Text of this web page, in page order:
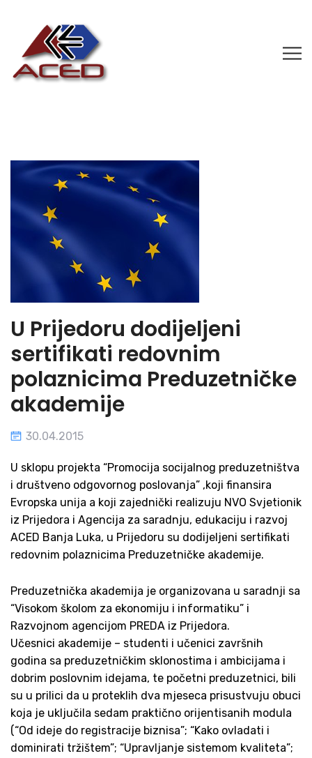
U Prijedoru dodijeljeni
sertifikati redovnim
polaznicima Preduzetničke
akademije
30.04.2015
U sklopu projekta “Promocija socijalnog preduzetništva
i društveno odgovornog poslovanja” ,koji finansira
Evropska unija a koji zajednički realizuju NVO Svjetionik
iz Prijedora i Agencija za saradnju, edukaciju i razvoj
ACED Banja Luka, u Prijedoru su dodijeljeni sertifikati
redovnim polaznicima Preduzetničke akademije.
Preduzetnička akademija je organizovana u saradnji sa
“Visokom školom za ekonomiju i informatiku” i
Razvojnom agencijom PREDA iz Prijedora.
Učesnici akademije – studenti i učenici završnih
godina sa preduzetničkim sklonostima i ambicijama i
dobrim poslovnim idejama, te početni preduzetnici, bili
su u prilici da u proteklih dva mjeseca prisustvuju obuci
koja je uključila sedam praktično orijentisanih modula
(“Od ideje do registracije biznisa”; “Kako ovladati i
dominirati tržištem”; “Upravljanje sistemom kvaliteta”;